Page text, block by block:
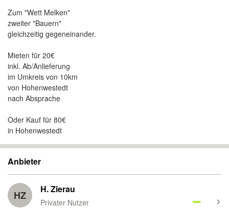
Zum "Wett Melken"
zweiter "Bauern"
gleichzeitig gegeneinander.
Mieten für 20€
inkl. Ab/Anlieferung
im Umkreis von 10km
von Hohenwestedt
nach Absprache
Oder Kauf für 80€
in Hohenwestedt
Anbieter
HZ H. Zierau
Privater Nutzer